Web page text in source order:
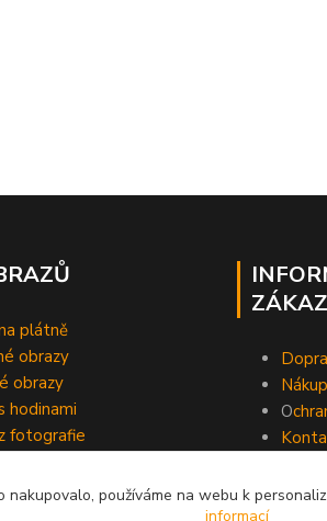
plátně
obrazy
obrazy
hodinami
fotografie
O
nakupovalo, používáme na webu k
informací